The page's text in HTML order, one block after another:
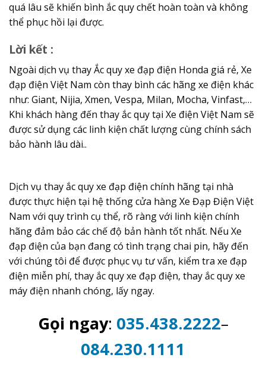
quá lâu sẽ khiến bình ắc quy chết hoàn toàn và không
thể phục hồi lại được.
Lời kết :
Ngoài dịch vụ thay Ắc quy xe đạp điện Honda giá rẻ, Xe
đạp điện Việt Nam còn thay bình các hãng xe điện khác
như: Giant, Nijia, Xmen, Vespa, Milan, Mocha, Vinfast,…
Khi khách hàng đến thay ắc quy tại Xe điện Việt Nam sẽ
được sử dụng các linh kiện chất lượng cùng chính sách
bảo hành lâu dài..
Dịch vụ thay ắc quy xe đạp điện chính hãng tại nhà
được thực hiện tại hệ thống cửa hàng Xe Đạp Điện Việt
Nam với quy trình cụ thể, rõ ràng với linh kiện chính
hãng đảm bảo các chế độ bản hành tốt nhất. Nếu Xe
đạp điện của bạn đang có tình trạng chai pin, hãy đến
với chúng tôi để được phục vụ tư vấn, kiểm tra xe đạp
điện miễn phí, thay ắc quy xe đạp điện, thay ắc quy xe
máy điện nhanh chóng, lấy ngay.
Gọi ngay: 035.438.2222–
084.230.1111